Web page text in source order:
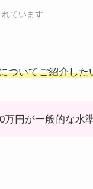
ています
ついてご紹介した
円が一般的な水